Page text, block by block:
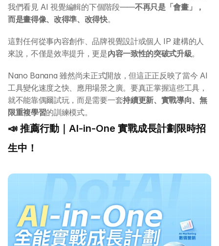
我們看見 AI 視覺編輯的下個階段——不再只是「會畫」，
而是畫得像、改得準、改得快。
這對任何從事內容創作、品牌視覺設計或個人 IP 建構的人
來說，不僅是效率提升，更是內容一致性的突破式升級。
Nano Banana 雖然尚未正式開放，但這正正反映了當今 AI
工具變化速度之快、應用場景之廣。要真正掌握這些工具，
就不能靠偶爾試玩，而是需要一套持續更新、實戰導向、無
限重複學習的訓練模式。
📣 推薦行動｜AI-in-One 實戰成長計劃限時招
生中！